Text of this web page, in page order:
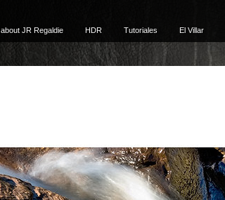
about JR Regaldie HDR Tutoriales El Villar